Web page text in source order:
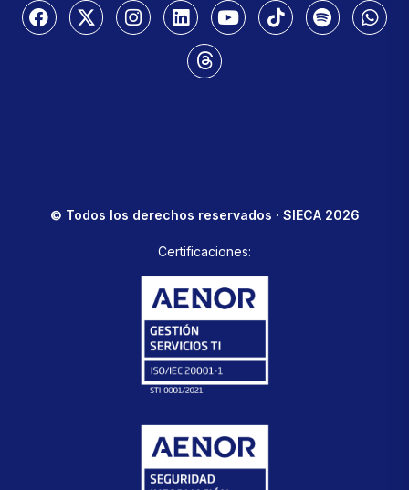
© Todos los derechos reservados · SIECA 2026
Certificaciones: